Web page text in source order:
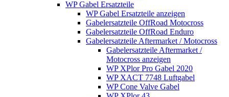
WP Gabel Ersatzteile
WP Gabel Ersatzteile anzeigen
Gabelersatzteile OffRoad Motocross
Gabelersatzteile OffRoad Enduro
Gabelersatzteile Aftermarket / Motocross
Gabelersatzteile Aftermarket /
Motocross anzeigen
WP XPlor Pro Gabel 2020
WP XACT 7748 Luftgabel
WP Cone Valve Gabel